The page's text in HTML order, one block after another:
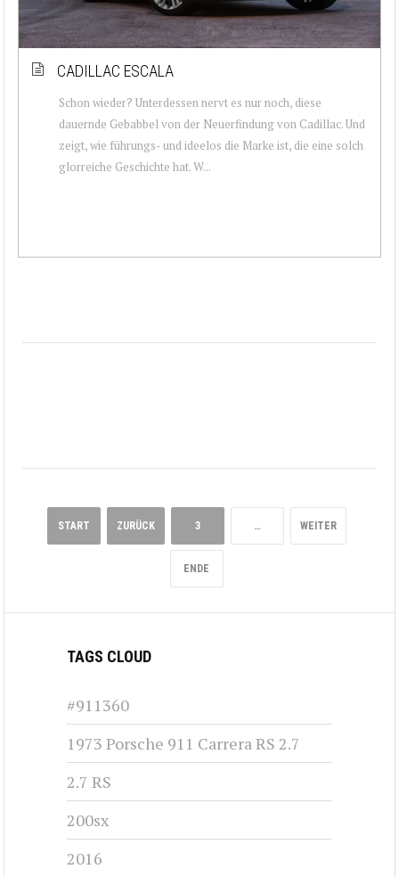
CADILLAC ESCALA
Schon wieder? Unterdessen nervt es nur noch, diese
dauernde Gebabbel von der Neuerfindung von Cadillac. Und
zeigt, wie führungs- und ideelos die Marke ist, die eine solch
glorreiche Geschichte hat. W...
START ZURÜCK 3 … WEITER
ENDE
TAGS CLOUD
#911360
1973 Porsche 911 Carrera RS 2.7
2.7 RS
200sx
2016